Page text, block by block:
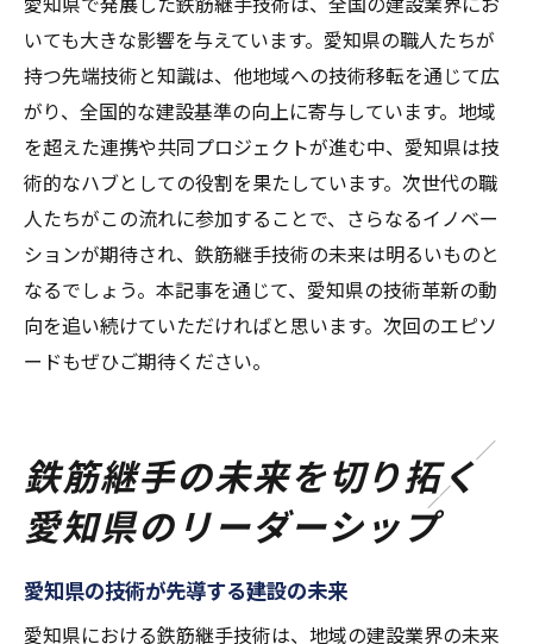
いても大きな影響を与えています。愛知県の職人たちが
持つ先端技術と知識は、他地域への技術移転を通じて広
がり、全国的な建設基準の向上に寄与しています。地域
を超えた連携や共同プロジェクトが進む中、愛知県は技
術的なハブとしての役割を果たしています。次世代の職
人たちがこの流れに参加することで、さらなるイノベー
ションが期待され、鉄筋継手技術の未来は明るいものと
なるでしょう。本記事を通じて、愛知県の技術革新の動
向を追い続けていただければと思います。次回のエピソ
ードもぜひご期待ください。
鉄筋継手の未来を切り拓く
愛知県のリーダーシップ
愛知県の技術が先導する建設の未来
愛知県における鉄筋継手技術は、地域の建設業界の未来